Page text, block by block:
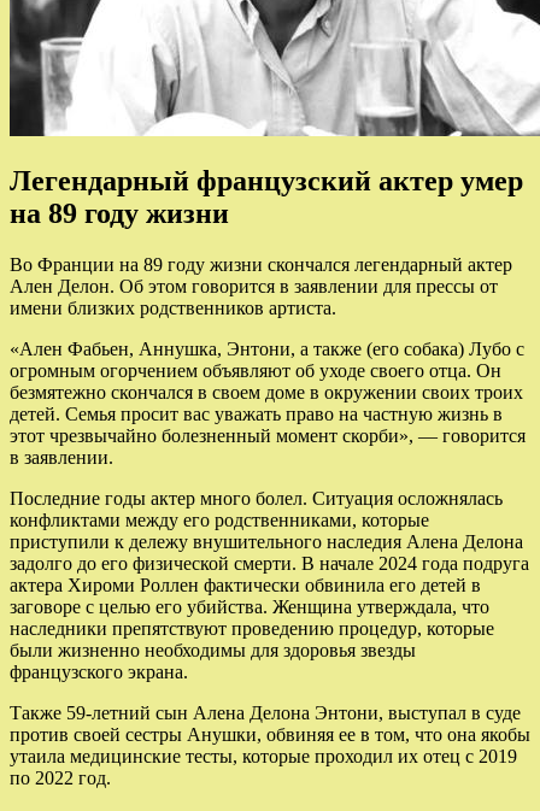
Легендарный французский актер умер
на 89 году жизни
Во Франции на 89 году жизни скончался легендарный актер
Ален Делон. Об этом говорится в заявлении для прессы от
имени близких родственников артиста.
«Ален Фабьен, Аннушка, Энтони, а также (его собака) Лубо с
огромным огорчением объявляют об уходе своего отца. Он
безмятежно скончался в своем доме в окружении своих троих
детей. Семья просит вас уважать право на частную жизнь в
этот чрезвычайно болезненный момент скорби», — говорится
в заявлении.
Последние годы актер много болел. Ситуация осложнялась
конфликтами между его родственниками, которые
приступили к дележу внушительного наследия Алена Делона
задолго до его физической смерти. В начале 2024 года подруга
актера Хироми Роллен фактически обвинила его детей в
заговоре с целью его убийства. Женщина утверждала, что
наследники препятствуют проведению процедур, которые
были жизненно необходимы для здоровья звезды
французского экрана.
Также 59-летний сын Алена Делона Энтони, выступал в суде
против своей сестры Анушки, обвиняя ее в том, что она якобы
утаила медицинские тесты, которые проходил их отец с 2019
по 2022 год.